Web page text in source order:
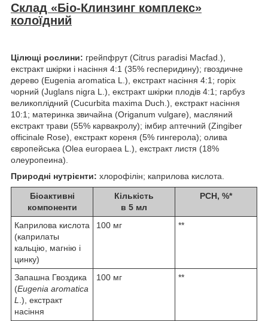
Склад «Біо-Клинзинг комплекс»
колоїдний
Цілющі рослини: грейпфрут (Citrus paradisi Macfad.),
екстракт шкірки і насіння 4:1 (35% гесперидину); гвоздичне
дерево (Eugenia aromatica L.), екстракт насіння 4:1; горіх
чорний (Juglans nigra L.), екстракт шкірки плодів 4:1; гарбуз
великоплідний (Cucurbita maxima Duch.), екстракт насіння
10:1; материнка звичайна (Origanum vulgare), масляний
екстракт трави (55% карвакролу); імбир аптечний (Zingiber
officinale Rose), екстракт кореня (5% гингерола); олива
європейська (Olea europaea L.), екстракт листя (18%
олеуропеина).
Природні нутрієнти: хлорофілін; каприлова кислота.
Біоактивні
компоненти
Кількість
в 5 мл
РСН, %*
Каприлова кислота
(каприлаты
кальцію, магнію і
цинку)
100 мг **
Запашна Гвоздика
(Eugenia aromatica
L.), екстракт
насіння
100 мг **